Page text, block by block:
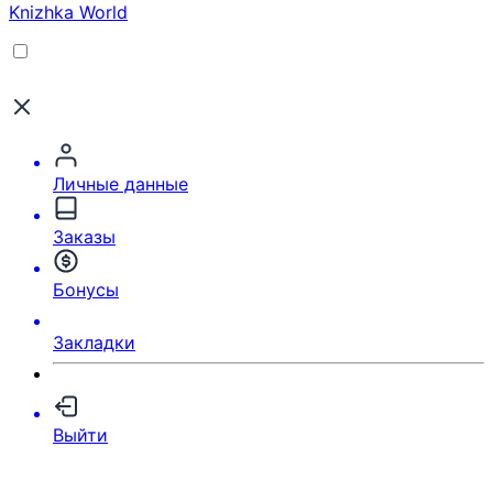
Knizhka World
Личные данные
Заказы
Бонусы
Закладки
Выйти